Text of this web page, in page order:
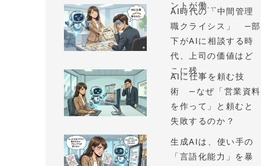
ントが働...
AI時代の「中間管理
職クライシス」 —部
下がAIに相談する時
代、上司の価値はど
こに残...
AIに仕事を頼む技
術 —なぜ「営業資料
を作って」と頼むと
失敗するのか？
生成AIは、使い手の
「言語化能力」を暴